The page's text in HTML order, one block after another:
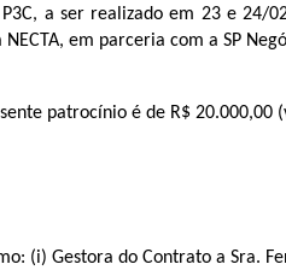
a ser realizado em 23 e 24/
NECTA, em parceria com a SP
patrocínio é de R$ 20.000,00
(i) Gestora do Contrato a Sra.